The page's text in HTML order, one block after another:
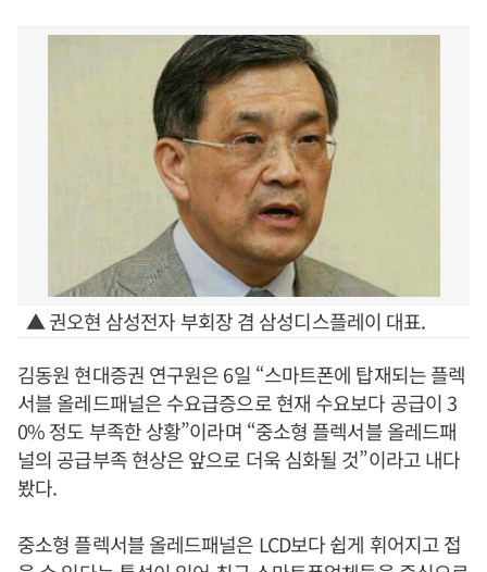
▲ 권오현 삼성전자 부회장 겸 삼성디스플레이 대표.
김동원 현대증권 연구원은 6일 “스마트폰에 탑재되는 플렉
서블 올레드패널은 수요급증으로 현재 수요보다 공급이 3
0% 정도 부족한 상황”이라며 “중소형 플렉서블 올레드패
널의 공급부족 현상은 앞으로 더욱 심화될 것”이라고 내다
봤다.
중소형 플렉서블 올레드패널은 LCD보다 쉽게 휘어지고 접